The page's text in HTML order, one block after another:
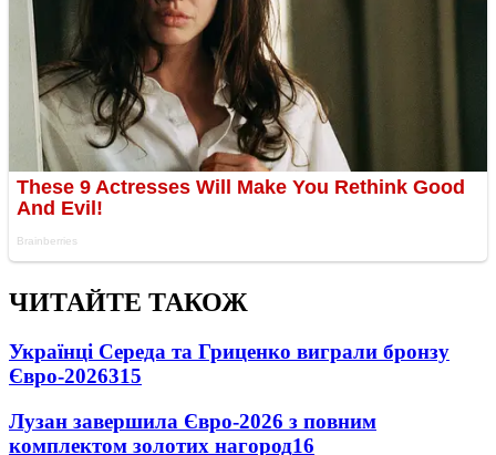
ЧИТАЙТЕ ТАКОЖ
Українці Середа та Гриценко виграли бронзу
Євро-2026315
Лузан завершила Євро-2026 з повним
комплектом золотих нагород16